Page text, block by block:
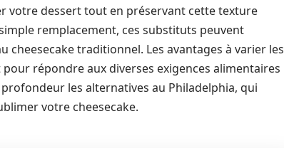
votre dessert tout en préservant cette texture
remplacement, ces substituts peuvent
traditionnel. Les avantages à varier les
répondre aux diverses exigences alimentaires
les alternatives au Philadelphia, qui
votre cheesecake.